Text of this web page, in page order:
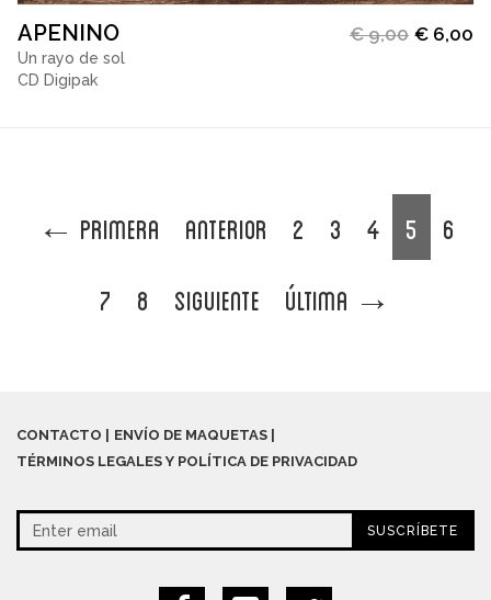
APENINO
Un rayo de sol
CD Digipak
€9,00 € 6,00
← Primera Anterior 2 3 4 5
6
7
8 Siguiente Última →
CONTACTO
ENVÍO DE MAQUETAS
TÉRMINOS LEGALES Y POLÍTICA DE PRIVACIDAD
SUSCRÍBETE